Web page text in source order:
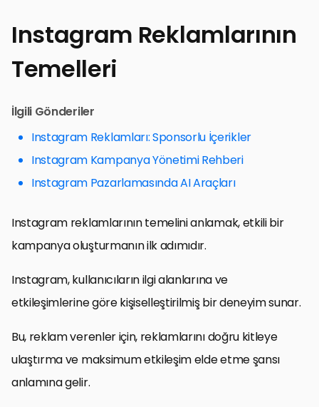
Instagram Reklamlarının
Temelleri
İlgili Gönderiler
Instagram Reklamları: Sponsorlu İçerikler
Instagram Kampanya Yönetimi Rehberi
Instagram Pazarlamasında AI Araçları
Instagram reklamlarının temelini anlamak, etkili bir
kampanya oluşturmanın ilk adımıdır.
Instagram, kullanıcıların ilgi alanlarına ve
etkileşimlerine göre kişiselleştirilmiş bir deneyim sunar.
Bu, reklam verenler için, reklamlarını doğru kitleye
ulaştırma ve maksimum etkileşim elde etme şansı
anlamına gelir.